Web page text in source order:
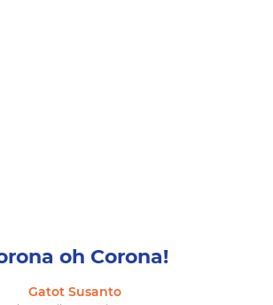
oh Corona!
Gatot Susanto